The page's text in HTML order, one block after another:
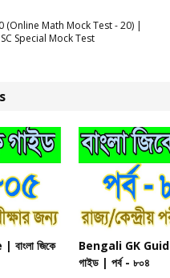
20 (Online Math Mock Test - 20) |
Special Mock Test
জিকে
Bengali GK Guide
গাইড | পর্ব - ৮০৪